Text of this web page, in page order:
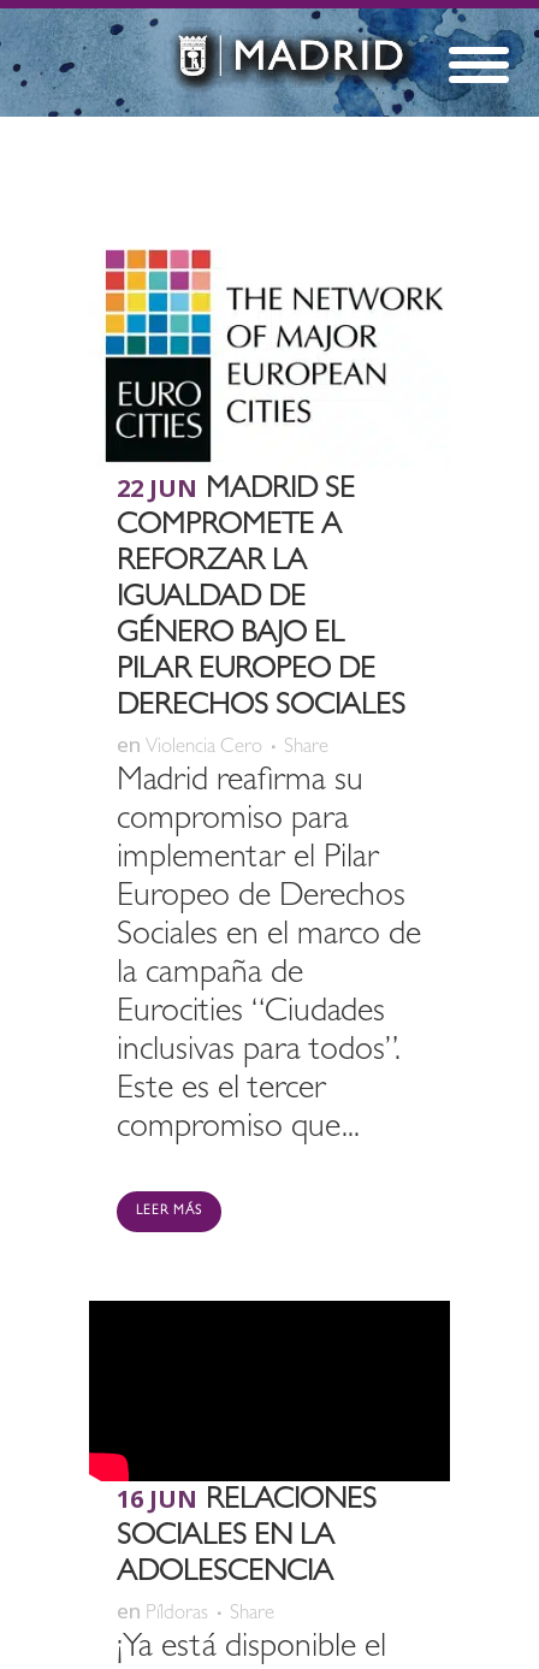
22 JUN MADRID SE
COMPROMETE A
REFORZAR LA
IGUALDAD DE
GÉNERO BAJO EL
PILAR EUROPEO DE
DERECHOS SOCIALES
en Violencia Cero Share
Madrid reafirma su
compromiso para
implementar el Pilar
Europeo de Derechos
Sociales en el marco de
la campaña de
Eurocities “Ciudades
inclusivas para todos”.
Este es el tercer
compromiso que...
LEER MÁS
16 JUN RELACIONES
SOCIALES EN LA
ADOLESCENCIA
en Píldoras Share
¡Ya está disponible el